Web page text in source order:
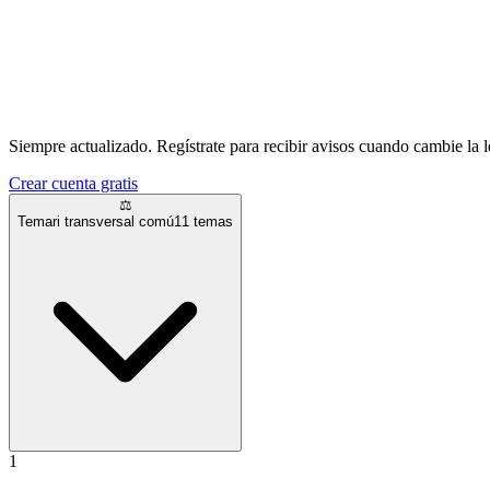
Siempre actualizado. Regístrate para recibir avisos cuando cambie la
Crear cuenta gratis
⚖️
Temari transversal comú11 temas
1